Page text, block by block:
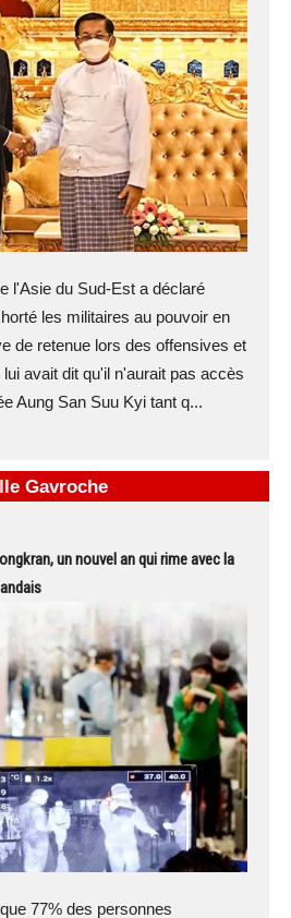
l'Asie du Sud-Est a déclaré
les militaires au pouvoir en
de retenue lors des offensives et
avait dit qu'il n'aurait pas accès
Aung San Suu Kyi tant q...
Gavroche
un nouvel an qui rime avec la
77% des personnes